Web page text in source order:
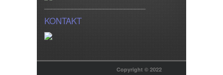
_____________________________
KONTAKT
Copyright © 2022